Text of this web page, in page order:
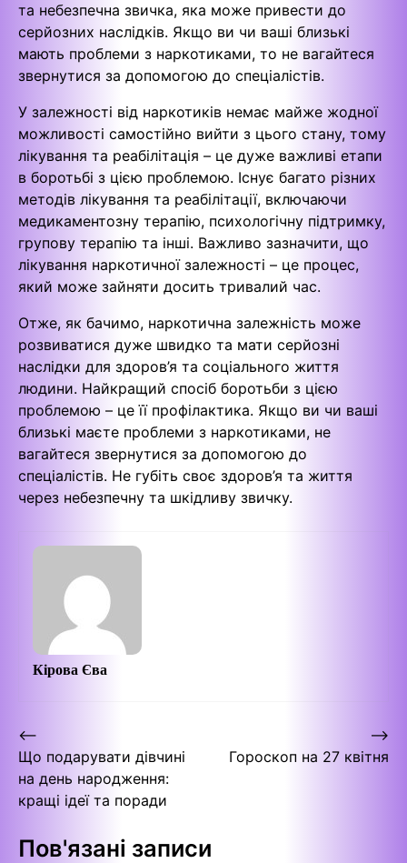
та небезпечна звичка, яка може привести до
серйозних наслідків. Якщо ви чи ваші близькі
мають проблеми з наркотиками, то не вагайтеся
звернутися за допомогою до спеціалістів.
У залежності від наркотиків немає майже жодної
можливості самостійно вийти з цього стану, тому
лікування та реабілітація – це дуже важливі етапи
в боротьбі з цією проблемою. Існує багато різних
методів лікування та реабілітації, включаючи
медикаментозну терапію, психологічну підтримку,
групову терапію та інші. Важливо зазначити, що
лікування наркотичної залежності – це процес,
який може зайняти досить тривалий час.
Отже, як бачимо, наркотична залежність може
розвиватися дуже швидко та мати серйозні
наслідки для здоров’я та соціального життя
людини. Найкращий спосіб боротьби з цією
проблемою – це її профілактика. Якщо ви чи ваші
близькі маєте проблеми з наркотиками, не
вагайтеся звернутися за допомогою до
спеціалістів. Не губіть своє здоров’я та життя
через небезпечну та шкідливу звичку.
Кірова Єва
Навігація
записів
⟵
Що подарувати дівчині
на день народження:
кращі ідеї та поради
Гороскоп на 27 квітня
⟶
Пов'язані записи